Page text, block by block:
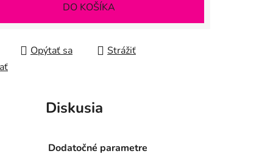
DO KOŠÍKA
Opýtať sa
Strážiť
Diskusia
Dodatočné parametre